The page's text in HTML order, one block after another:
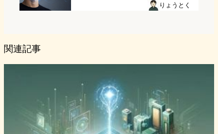
りょうとく
関連記事